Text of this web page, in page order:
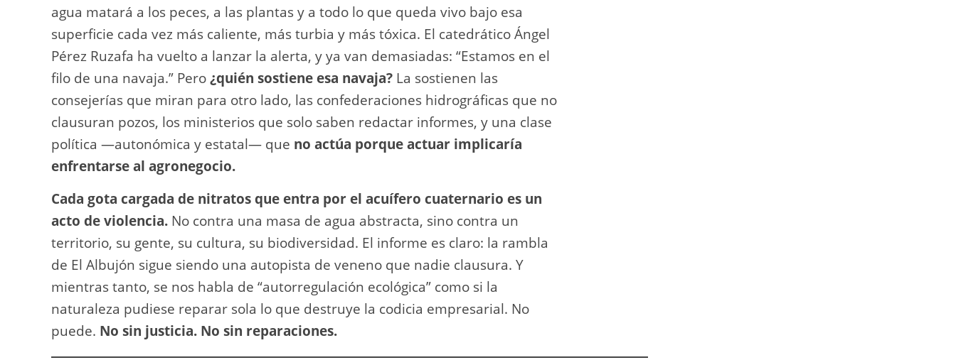
agua matará a los peces, a las plantas y a todo lo que queda vivo bajo esa
superficie cada vez más caliente, más turbia y más tóxica. El catedrático Ángel
Pérez Ruzafa ha vuelto a lanzar la alerta, y ya van demasiadas: “Estamos en el
filo de una navaja.” Pero¿quién sostiene esa navaja? La sostienen las
consejerías que miran para otro lado, las confederaciones hidrográficas que no
clausuran pozos, los ministerios que solo saben redactar informes, y una clase
política —autonómica y estatal— que no actúa porque actuar implicaría
enfrentarse al agronegocio.
Cada gota cargada de nitratos que entra por el acuífero cuaternario es un
acto de violencia. No contra una masa de agua abstracta, sino contra un
territorio, su gente, su cultura, su biodiversidad. El informe es claro: la rambla
de El Albujón sigue siendo una autopista de veneno que nadie clausura. Y
mientras tanto, se nos habla de “autorregulación ecológica” como si la
naturaleza pudiese reparar sola lo que destruye la codicia empresarial. No
puede. No sin justicia. No sin reparaciones.